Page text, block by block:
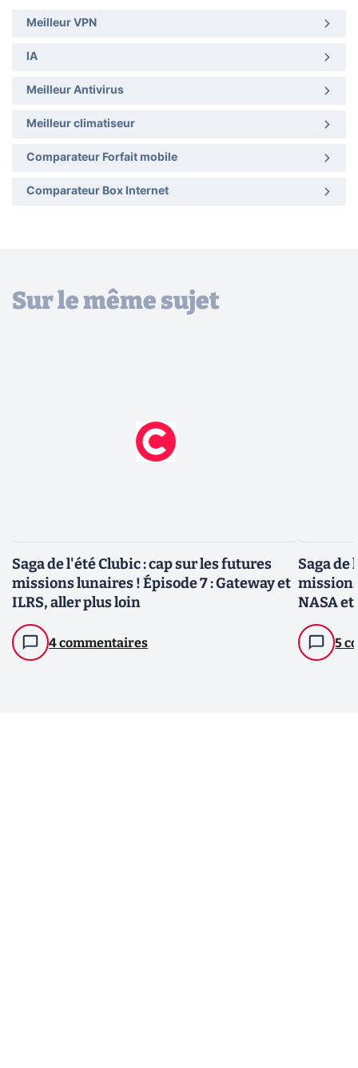
Meilleur VPN
IA
Meilleur Antivirus
Meilleur climatiseur
Comparateur Forfait mobile
Comparateur Box Internet
Sur le même sujet
Saga de l'été Clubic : cap sur les futures
missions lunaires ! Épisode 7 : Gateway et
ILRS, aller plus loin
4 commentaires
Saga de
NASA
5